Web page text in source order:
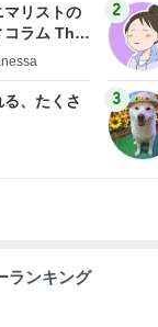
マリストの
コラム The
bea
、たくさ
2
3
ランキング